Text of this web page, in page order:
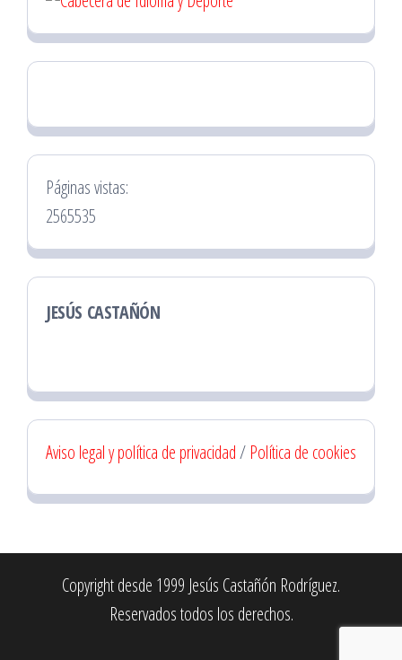
Páginas vistas:
2565535
JESÚS CASTAÑÓN
Aviso legal y política de privacidad/ Política de cookies
Copyright desde 1999 Jesús Castañón Rodríguez.
Reservados todos los derechos.